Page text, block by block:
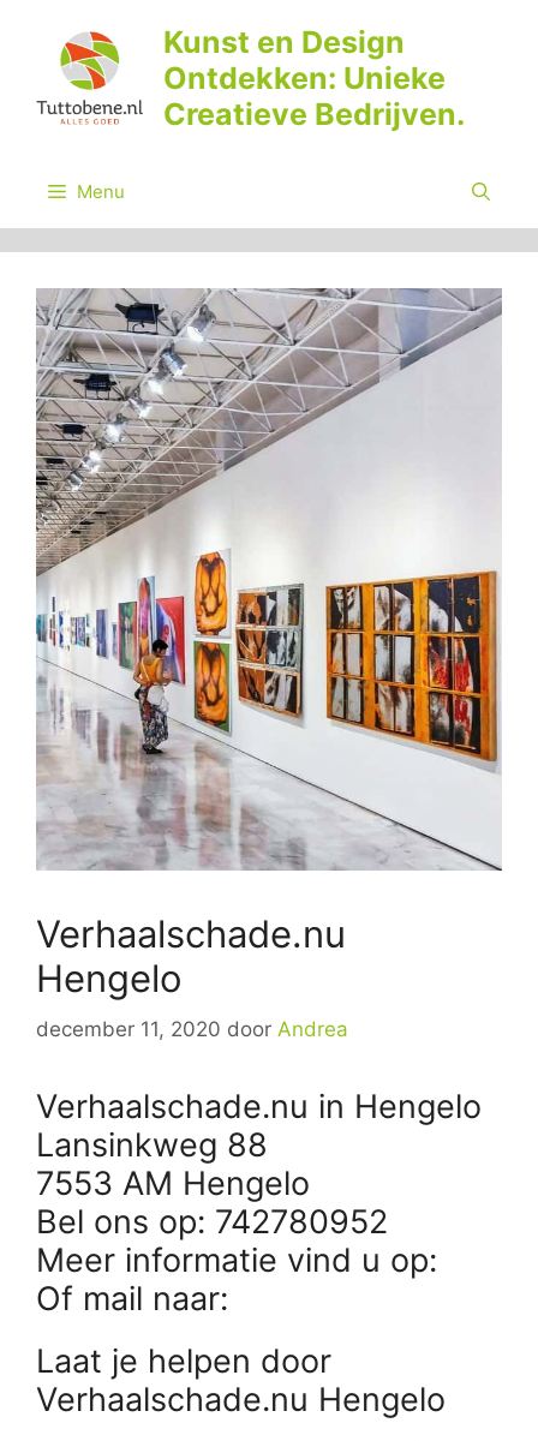
inhoud
Kunst en Design
Ontdekken: Unieke
Creatieve Bedrijven.
Menu
Verhaalschade.nu
Hengelo
december 11, 2020 door Andrea
Verhaalschade.nu in Hengelo
Lansinkweg 88
7553 AM Hengelo
Bel ons op: 742780952
Meer informatie vind u op:
Of mail naar:
Laat je helpen door
Verhaalschade.nu Hengelo